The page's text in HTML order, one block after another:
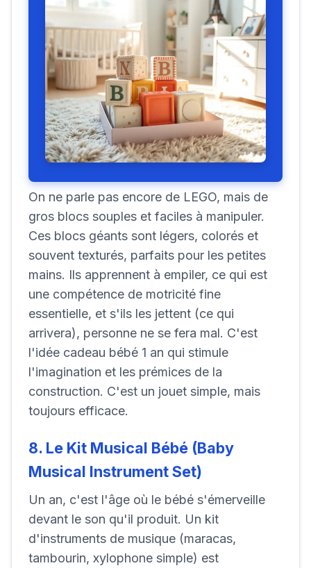
On ne parle pas encore de LEGO, mais de
gros blocs souples et faciles à manipuler.
Ces blocs géants sont légers, colorés et
souvent texturés, parfaits pour les petites
mains. Ils apprennent à empiler, ce qui est
une compétence de motricité fine
essentielle, et s'ils les jettent (ce qui
arrivera), personne ne se fera mal. C'est
l'idée cadeau bébé 1 an qui stimule
l'imagination et les prémices de la
construction. C'est un jouet simple, mais
toujours efficace.
8. Le Kit Musical Bébé (Baby
Musical Instrument Set)
Un an, c'est l'âge où le bébé s'émerveille
devant le son qu'il produit. Un kit
d'instruments de musique (maracas,
tambourin, xylophone simple) est